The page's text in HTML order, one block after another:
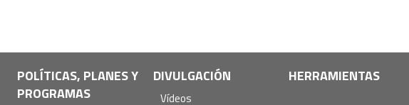
POLÍTICAS, PLANES Y
PROGRAMAS
DIVULGACIÓN
Vídeos
HERRAMIENTAS